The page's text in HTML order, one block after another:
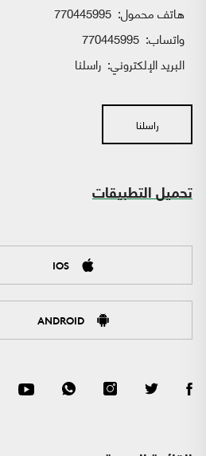
هاتف محمول: 770445995
واتساب:
البريد الإلكتروني: راسلنا
راسلنا
تحميل التطبيقات
IOS
ANDROID